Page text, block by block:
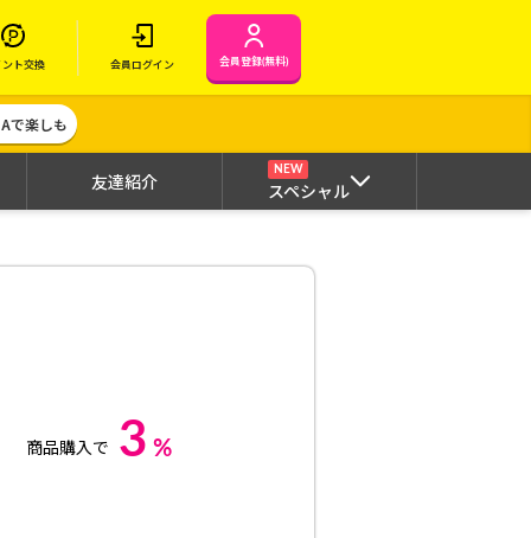
ント交換 会員ログイン 会員登録(無料)
で楽しも
友達紹介
NEW
スペシャル
商品購入で 3 %